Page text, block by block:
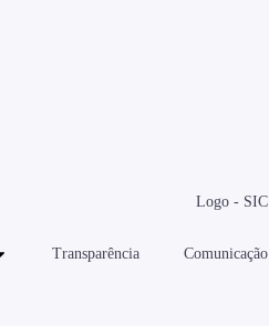
Transparência Comunicação